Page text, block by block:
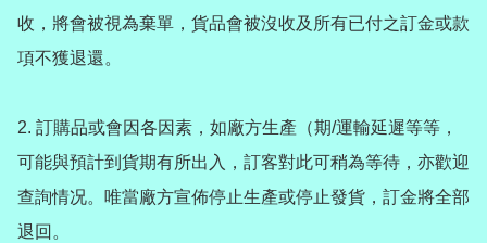
收，將會被視為棄單，貨品會被沒收及所有已付之訂金或款
項不獲退還。
2️. 訂購品或會因各因素，如廠方生產（期/運輸延遲等等，
可能與預計到貨期有所出入，訂客對此可稍為等待，亦歡迎
查詢情况。唯當廠方宣佈停止生產或停止發貨，訂金將全部
退回。